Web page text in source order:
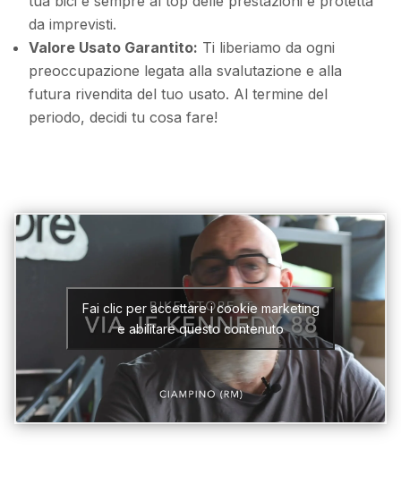
da imprevisti.
Valore Usato Garantito: Ti liberiamo da ogni
preoccupazione legata alla svalutazione e alla
futura rivendita del tuo usato. Al termine del
periodo, decidi tu cosa fare!
Fai clic per accettare i cookie marketing
e abilitare questo contenuto